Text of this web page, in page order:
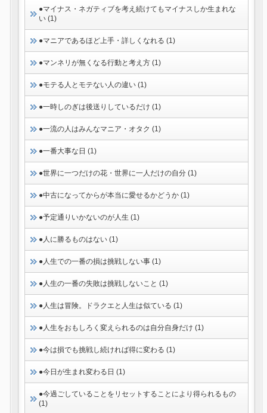
●マイナス・ネガティブを考え続けてもマイナスしか生まれな
い (1)
●マニアであるほど上手・詳しくなれる (1)
●マンネリが無くなる行動と考え方 (1)
●モテる人とモテない人の違い (1)
●一時しのぎは後送りしているだけ (1)
●一流の人はみんなマニア・オタク (1)
●一番大事な日 (1)
●世界に一つだけの花・世界に一人だけの自分 (1)
●中古になってからが本当に愛せるかどうか (1)
●予定通りいかないのが人生 (1)
●人に勝るものはない (1)
●人生での一番の損は挑戦しない事 (1)
●人生の一番の失敗は挑戦しないこと (1)
●人生は冒険。ドラクエと人生は似ている (1)
●人生をおもしろく変えられるのは自分自身だけ (1)
●今は損でも挑戦し続ければ得に変わる (1)
●今日が生まれ変わる日 (1)
●今過ごしていることをリセットすることにより得られるもの
(1)